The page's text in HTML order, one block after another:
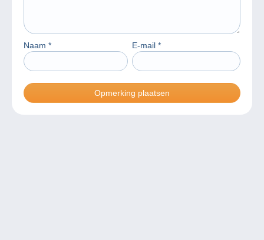
Naam * E-mail *